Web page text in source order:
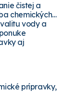
čistej a
chemických
vody a
aj
prípravky,